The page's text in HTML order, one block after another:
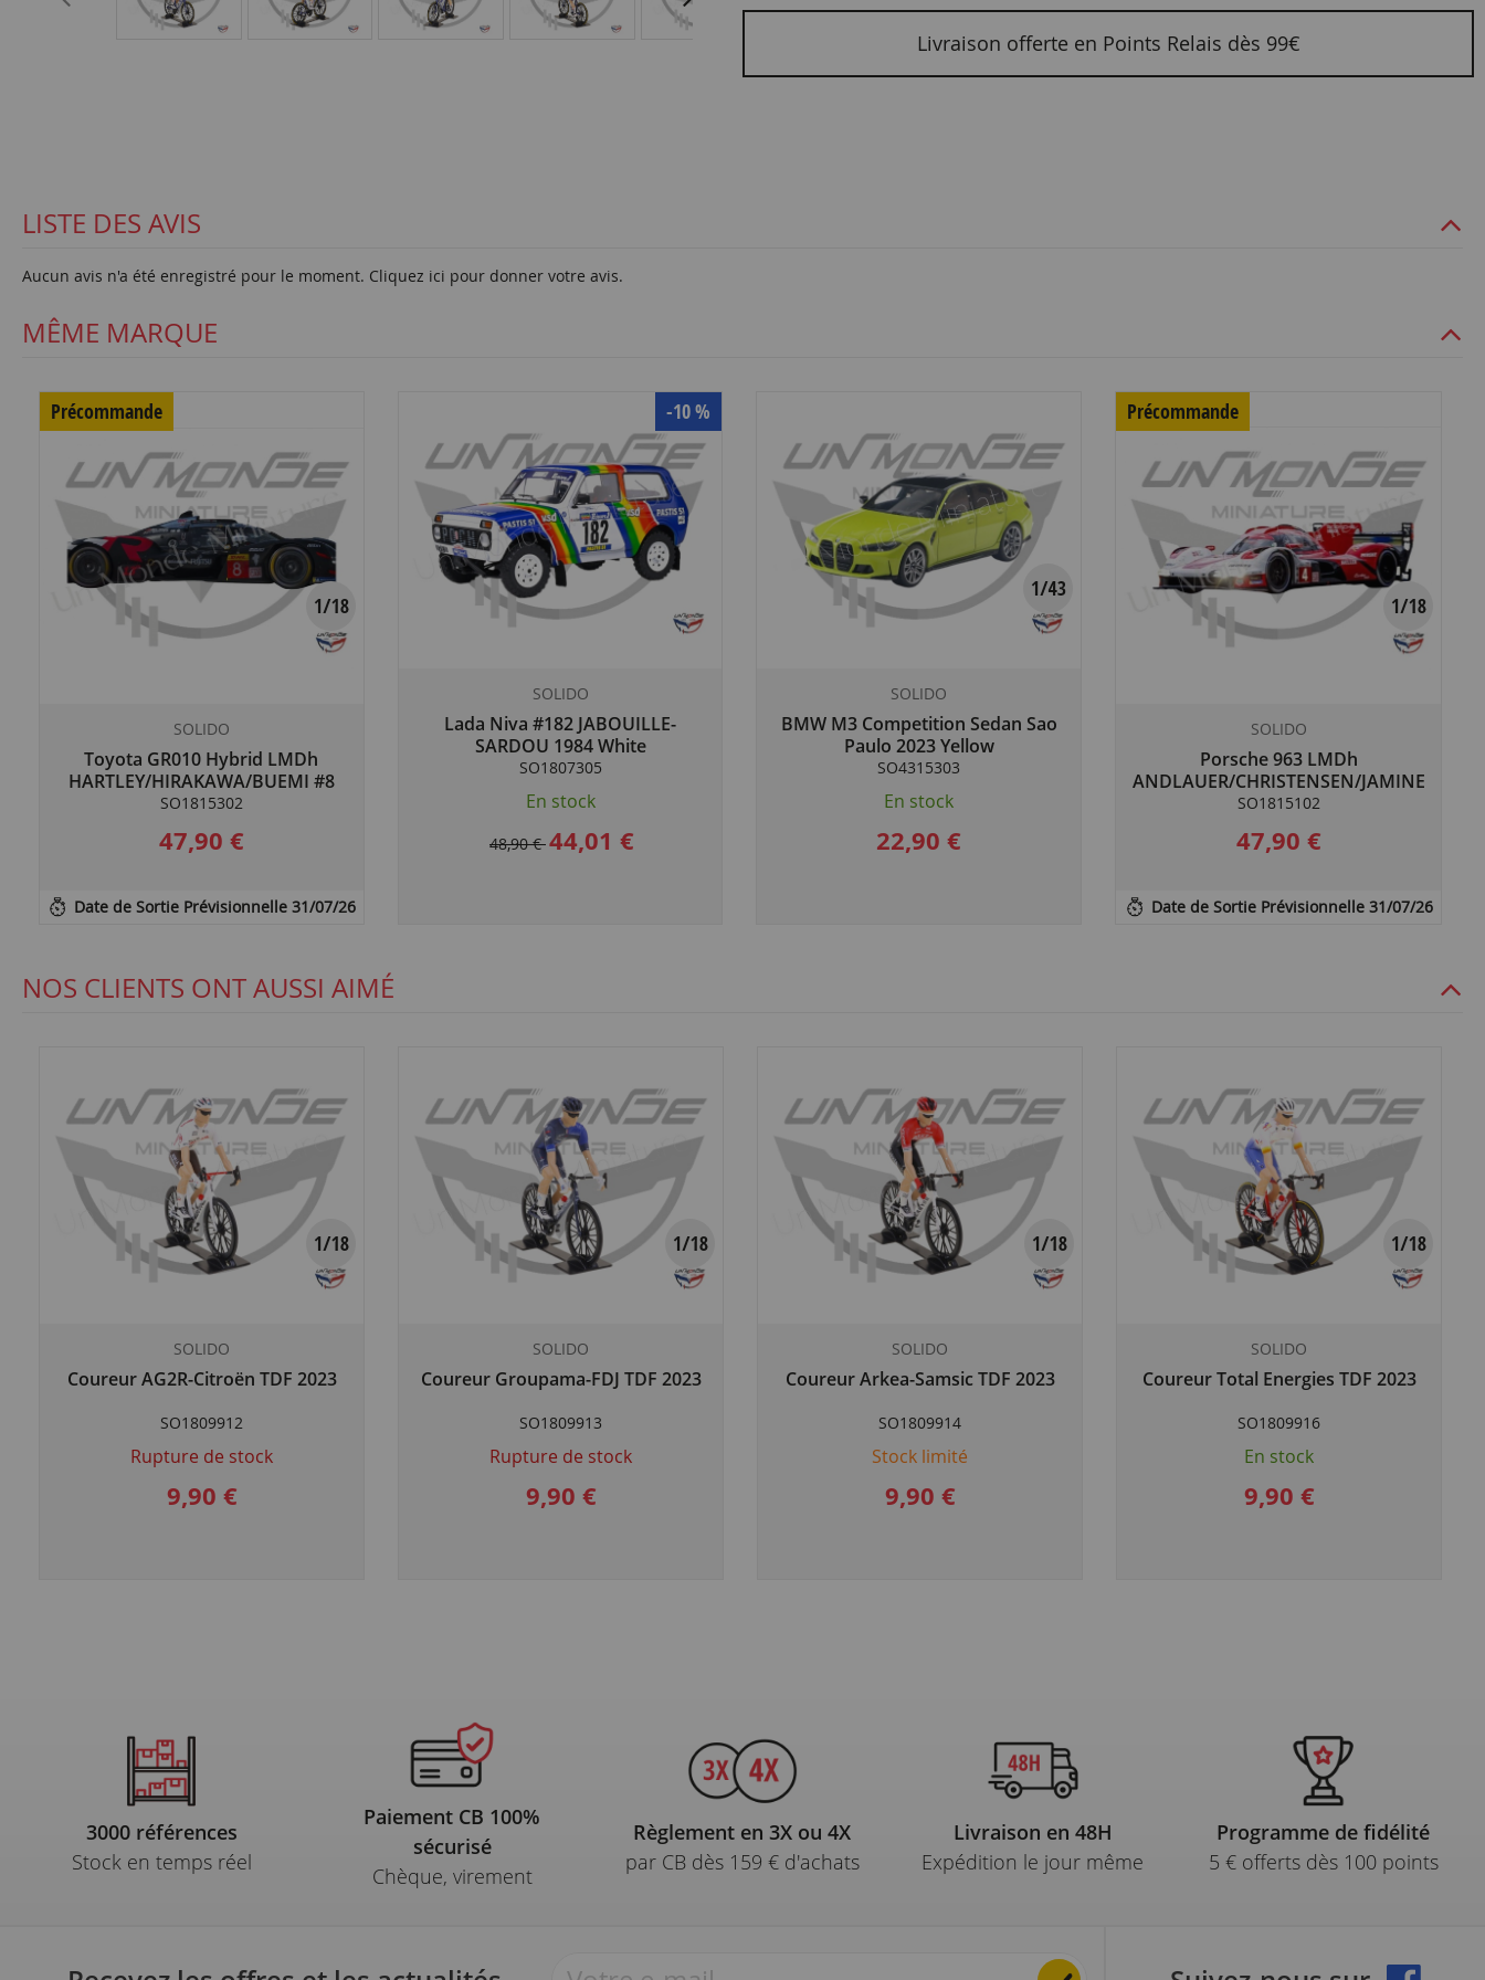
Livraison offerte en Points Relais dès 99€
LISTE DES AVIS
Aucun avis n'a été enregistré pour le moment. Cliquez ici pour donner votre avis.
MÊME MARQUE
Précommande
SOLIDO
Toyota GR010 Hybrid LMDh
HARTLEY/HIRAKAWA/BUEMI #8
Black
SO1815302
47,90 €
Date de Sortie Prévisionnelle 31/07/26
-10 %
SOLIDO
Lada Niva #182 JABOUILLE-
SARDOU 1984 White
SO1807305
En stock
48,90 €44,01 €
SOLIDO
BMW M3 Competition Sedan Sao
Paulo 2023 Yellow
SO4315303
En stock
22,90 €
Précommande
SOLIDO
Porsche 963 LMDh
ANDLAUER/CHRISTENSEN/JAMINET
#5 White
SO1815102
47,90 €
Date de Sortie Prévisionnelle 31/07/26
NOS CLIENTS ONT AUSSI AIMÉ
SOLIDO
Coureur AG2R-Citroën TDF 2023
SO1809912
Rupture de stock
9,90 €
SOLIDO
Coureur Groupama-FDJ TDF 2023
SO1809913
Rupture de stock
9,90 €
SOLIDO
Coureur Arkea-Samsic TDF 2023
SO1809914
Stock limité
9,90 €
SOLIDO
Coureur Total Energies TDF 2023
SO1809916
En stock
9,90 €
3000 références
Stock en temps réel
Paiement CB 100%
sécurisé
Chèque, virement
Règlement en 3X ou 4X
par CB dès 159 € d'achats
Livraison en 48H
Expédition le jour même
Programme de fidélité
5 € offerts dès 100 points